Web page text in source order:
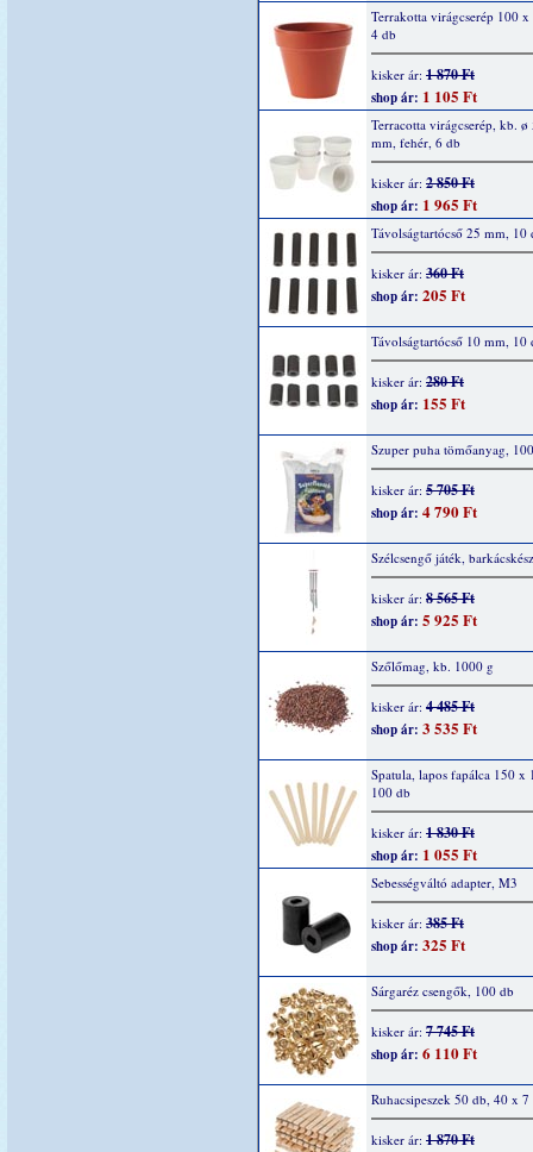
Terrakotta virágcserép 100
4 db
kisker ár: 1 870 Ft
shop ár: 1 105 Ft
Terracotta virágcserép, kb.
mm, fehér, 6 db
kisker ár: 2 850 Ft
shop ár: 1 965 Ft
Távolságtartócső 25 mm, 10
kisker ár: 360 Ft
shop ár: 205 Ft
Távolságtartócső 10 mm, 10
kisker ár: 280 Ft
shop ár: 155 Ft
Szuper puha tömőanyag,
kisker ár: 5 705 Ft
shop ár: 4 790 Ft
Szélcsengő játék,
kisker ár: 8 565 Ft
shop ár: 5 925 Ft
Szőlőmag, kb. 1000 g
kisker ár: 4 485 Ft
shop ár: 3 535 Ft
Spatula, lapos fapálca 150 x
100 db
kisker ár: 1 830 Ft
shop ár: 1 055 Ft
Sebességváltó adapter, M3
kisker ár: 385 Ft
shop ár: 325 Ft
Sárgaréz csengők, 100 db
kisker ár: 7 745 Ft
shop ár: 6 110 Ft
Ruhacsipeszek 50 db, 40 x
kisker ár: 1 870 Ft